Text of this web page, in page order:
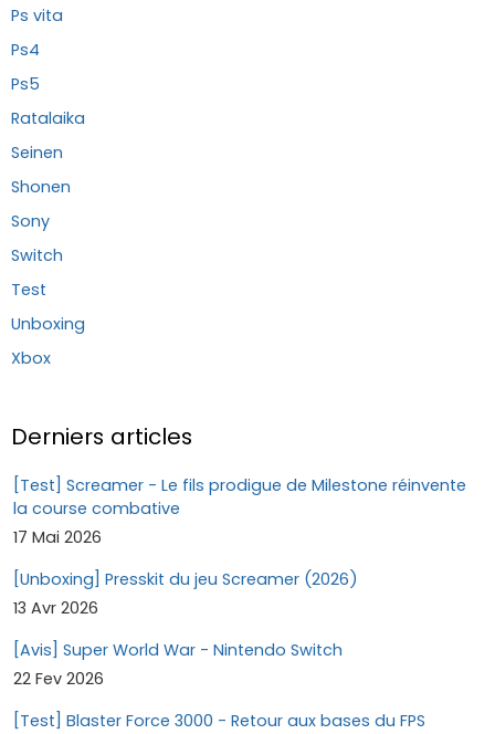
Ps vita
Ps4
Ps5
Ratalaika
Seinen
Shonen
Sony
Switch
Test
Unboxing
Xbox
Derniers articles
[Test] Screamer - Le fils prodigue de Milestone réinvente
la course combative
17 Mai 2026
[Unboxing] Presskit du jeu Screamer (2026)
13 Avr 2026
[Avis] Super World War - Nintendo Switch
22 Fev 2026
[Test] Blaster Force 3000 - Retour aux bases du FPS